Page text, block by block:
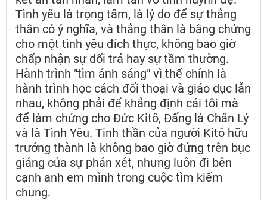
Tình yêu là trọng tâm, là lý do để sự thẳng
thắn có ý nghĩa, và thẳng thắn là bằng chứng
cho một tình yêu đích thực, không bao giờ
chấp nhận sự dối trá hay sự tầm thường.
Hành trình "tìm ánh sáng" vì thế chính là
hành trình học cách đối thoại và giáo dục lẫn
nhau, không phải để khẳng định cái tôi mà
để làm chứng cho Đức Kitô, Đấng là Chân Lý
và là Tình Yêu. Tinh thần của người Kitô hữu
trưởng thành là không bao giờ đứng trên bục
giảng của sự phán xét, nhưng luôn đi bên
cạnh anh em mình trong cuộc tìm kiếm
chung.